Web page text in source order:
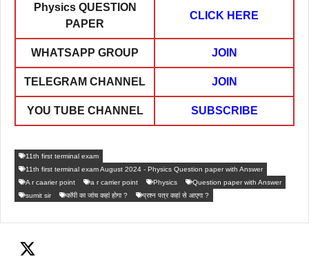
Physics QUESTION
PAPER
CLICK HERE
WHATSAPP GROUP JOIN
TELEGRAM CHANNEL JOIN
YOU TUBE CHANNEL SUBSCRIBE
11th first terminal exam
11th first terminal exam August 2024 - Physics Question paper with Answer
A r caarier point
a r carrier point Physics
Question paper with Answer
sumit sir
कॉपी का जांच कहां होगा ? प्रश्न पत्र कहां से आएगा ?